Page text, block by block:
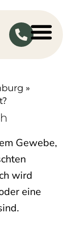
»
Gewebe,
wird
eine